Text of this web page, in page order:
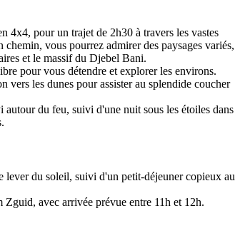
4x4, pour un trajet de 2h30 à travers les vastes
vous pourrez admirer des paysages variés,
et le massif du Djebel Bani.
pour vous détendre et explorer les environs.
vers les dunes pour assister au splendide coucher
autour du feu, suivi d'une nuit sous les étoiles dans
lever du soleil, suivi d'un petit-déjeuner copieux au
avec arrivée prévue entre 11h et 12h.